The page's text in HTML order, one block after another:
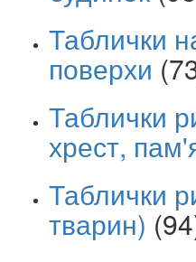
Таблички
поверхи
Таблички
хрест,
Таблички
тварин)